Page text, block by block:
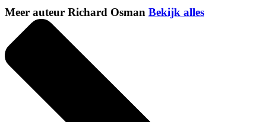
Meer auteur Richard Osman Bekijk alles